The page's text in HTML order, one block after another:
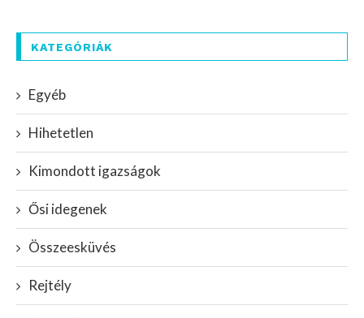
KATEGÓRIÁK
Egyéb
Hihetetlen
Kimondott igazságok
Ősi idegenek
Összeesküvés
Rejtély